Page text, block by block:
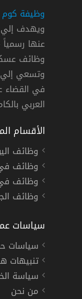
وظيفة كوم
ويهدف إلي
عنها
وظائف
وتسعي
في القضاء
العربي
الأقسام
وظائف
وظائف
وظائف
وظائف
سياسات
سياسات
تنبيهات
سياسة
من نحن